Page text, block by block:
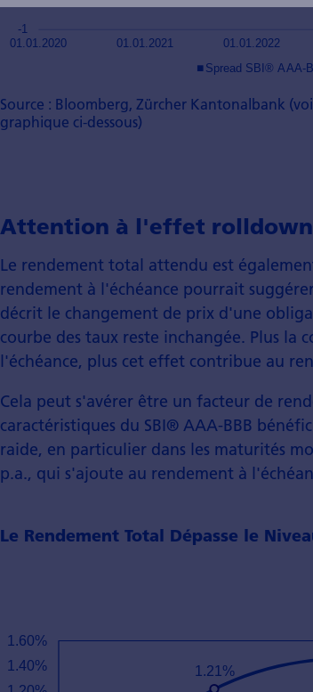
Source : Bloomberg, Zürcher Kantonalbank
graphique ci-dessous)
Attention à l'effet rolldown
Le rendement total attendu est
rendement à l'échéance pourrait
décrit le changement de prix d'une
courbe des taux reste inchangée. Plus la
l'échéance, plus cet effet contribue au
Cela peut s'avérer être un facteur de
caractéristiques du SBI® AAA-BBB
raide, en particulier dans les maturités
p.a., qui s'ajoute au rendement à
Le Rendement Total Dépasse le